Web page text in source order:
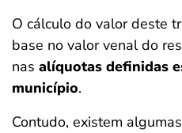
O cálculo do valor deste
base no valor venal do
nas alíquotas definidas
município.
Contudo, existem